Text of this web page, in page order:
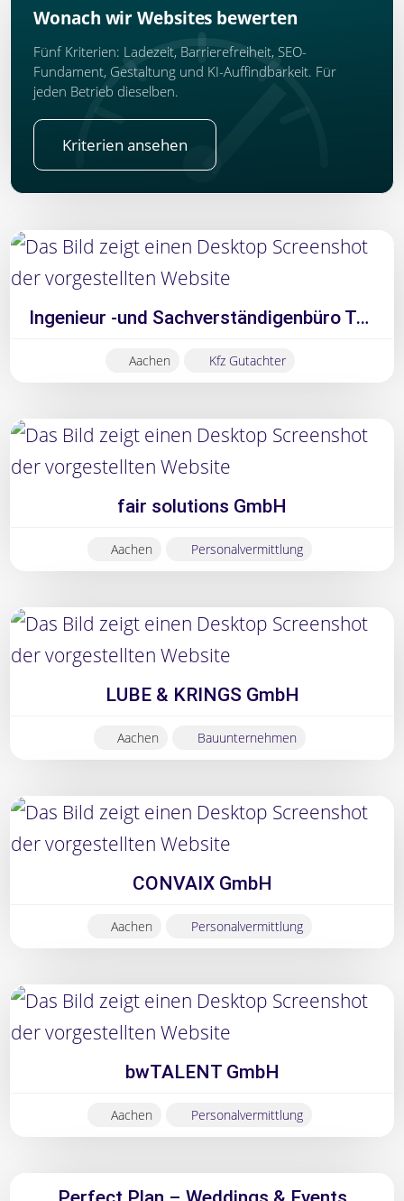
Wonach wir Websites bewerten
Fünf Kriterien: Ladezeit, Barrierefreiheit, SEO-
Fundament, Gestaltung und KI-Auffindbarkeit. Für
jeden Betrieb dieselben.
Kriterien ansehen
Ingenieur -und Sachverständigenbüro Turhan
Aachen Kfz Gutachter
fair solutions GmbH
Aachen Personalvermittlung
LUBE & KRINGS GmbH
Aachen Bauunternehmen
CONVAIX GmbH
Aachen Personalvermittlung
bwTALENT GmbH
Aachen Personalvermittlung